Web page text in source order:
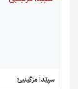
سپێدا مزگینیێ